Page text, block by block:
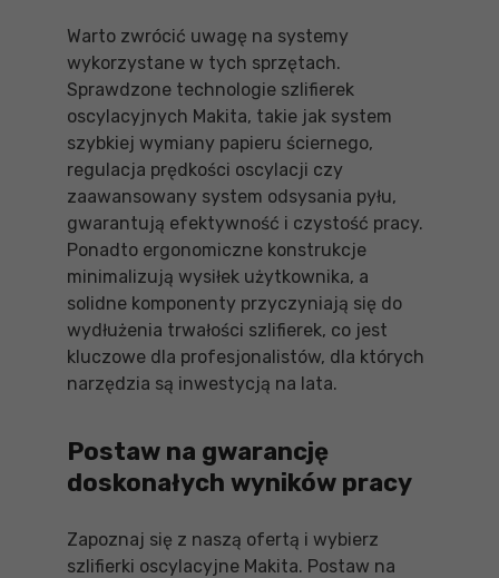
Warto zwrócić uwagę na systemy
wykorzystane w tych sprzętach.
Sprawdzone technologie szlifierek
oscylacyjnych Makita, takie jak system
szybkiej wymiany papieru ściernego,
regulacja prędkości oscylacji czy
zaawansowany system odsysania pyłu,
gwarantują efektywność i czystość pracy.
Ponadto ergonomiczne konstrukcje
minimalizują wysiłek użytkownika, a
solidne komponenty przyczyniają się do
wydłużenia trwałości szlifierek, co jest
kluczowe dla profesjonalistów, dla których
narzędzia są inwestycją na lata.
Postaw na gwarancję
doskonałych wyników pracy
Zapoznaj się z naszą ofertą i wybierz
szlifierki oscylacyjne Makita. Postaw na